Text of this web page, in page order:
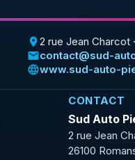
place2 rue Jean Charcot
emailcontact@sud-
languagewww.sud-auto-
CONTACT
Sud Auto
2 rue Jean
26100